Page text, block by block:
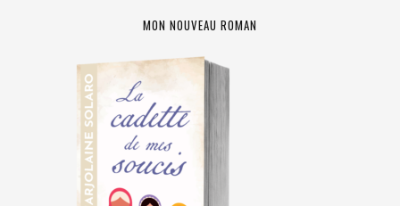
MON NOUVEAU ROMAN